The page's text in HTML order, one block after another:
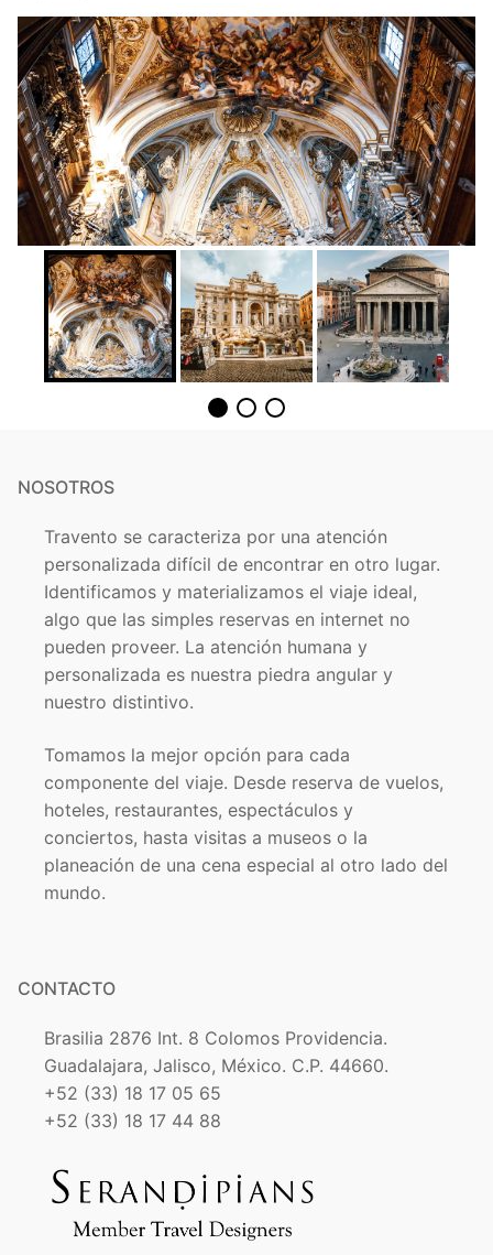
NOSOTROS
Travento se caracteriza por una atención
personalizada difícil de encontrar en otro lugar.
Identificamos y materializamos el viaje ideal,
algo que las simples reservas en internet no
pueden proveer. La atención humana y
personalizada es nuestra piedra angular y
nuestro distintivo.
Tomamos la mejor opción para cada
componente del viaje. Desde reserva de vuelos,
hoteles, restaurantes, espectáculos y
conciertos, hasta visitas a museos o la
planeación de una cena especial al otro lado del
mundo.
CONTACTO
Brasilia 2876 Int. 8 Colomos Providencia.
Guadalajara, Jalisco, México. C.P. 44660.
+52 (33) 18 17 05 65
+52 (33) 18 17 44 88